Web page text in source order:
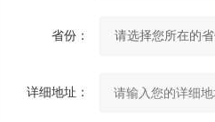
省份：
详细地址：